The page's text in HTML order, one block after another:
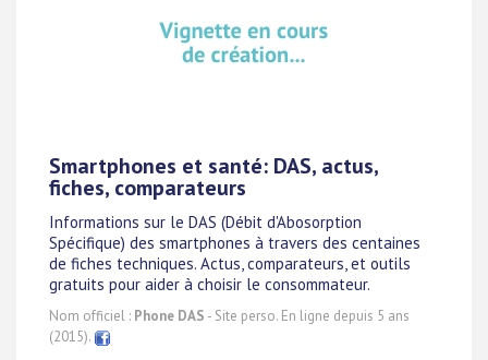
Smartphones et santé: DAS, actus,
fiches, comparateurs
Informations sur le DAS (Débit d'Abosorption
Spécifique) des smartphones à travers des centaines
de fiches techniques. Actus, comparateurs, et outils
gratuits pour aider à choisir le consommateur.
Nom officiel : Phone DAS - Site perso. En ligne depuis 5 ans
(2015).